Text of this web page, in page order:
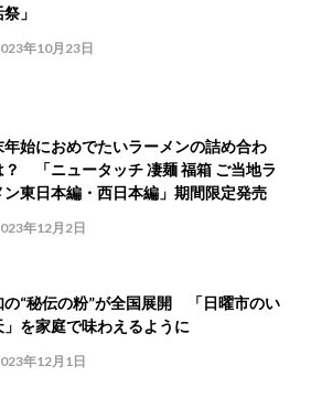
」
年10月23日
年始におめでたいラーメンの詰め合わ
？ 「ニュータッチ 凄麺 福箱 ご当地ラ
ン東日本編・西日本編」期間限定発売
年12月2日
の“秘伝の粉”が全国展開 「日曜市のい
」を家庭で味わえるように
年12月1日